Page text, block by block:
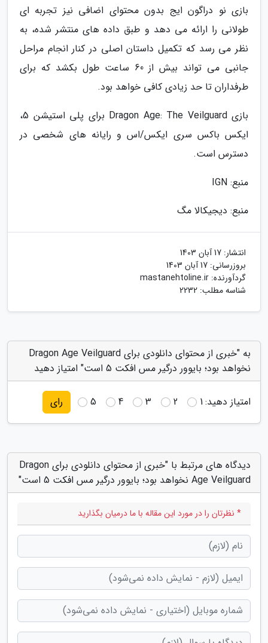
بازی نو دراگون ایج بدون محتوای اضافی نیز تجربه ای
طولانی را ارائه می دهد و طبق داده های منتشر شده، به
نظر می رسد که تکمیل داستان اصلی در کنار انجام مراحل
جانبی می تواند بیش از 60 ساعت طول بکشد که برای
طرفداران تا حد زیادی کافی خواهد بود.
بازی Dragon Age: The Veilguard برای پلی استیشن 5،
ایکس باکس سری ایکس/اس و رایانه های شخصی در
دسترس است.
منبع: IGN
منبع: دیجیکالا مگ
انتشار: 17 آبان 1403
بروزرسانی: 17 آبان 1403
گردآورنده: mastanehtoline.ir
شناسه مطلب: 2232
به "خبری از محتوای دانلودی برای Dragon Age Veilguard
نخواهد بود؛ بایوور درگیر مس افکت 5 است" امتیاز دهید
امتیاز دهید:1
2
3
4
5 رای
دیدگاه های مرتبط با "خبری از محتوای دانلودی برای Dragon
Age Veilguard نخواهد بود؛ بایوور درگیر مس افکت 5 است"
* نظرتان را در مورد این مقاله با ما درمیان بگذارید